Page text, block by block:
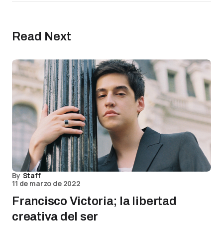
Read Next
By Staff
11 de marzo de 2022
Francisco Victoria; la libertad
creativa del ser